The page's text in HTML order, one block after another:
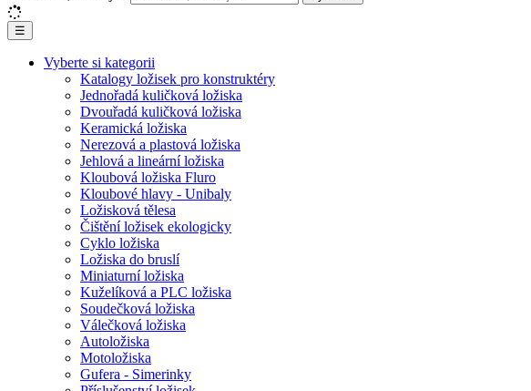
☰
Vyberte si kategorii
Katalogy ložisek pro konstruktéry
Jednořadá kuličková ložiska
Dvouřadá kuličková ložiska
Keramická ložiska
Nerezová a plastová ložiska
Jehlová a lineární ložiska
Kloubová ložiska Fluro
Kloubové hlavy - Unibaly
Ložisková tělesa
Čištění ložisek ekologicky
Cyklo ložiska
Ložiska do bruslí
Miniaturní ložiska
Kuželíková a PLC ložiska
Soudečková ložiska
Válečková ložiska
Autoložiska
Motoložiska
Gufera - Simerinky